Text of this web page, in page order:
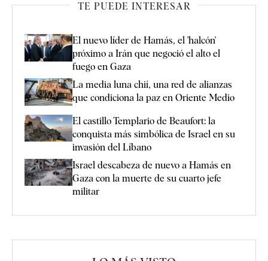
TE PUEDE INTERESAR
El nuevo líder de Hamás, el 'halcón'
próximo a Irán que negoció el alto el
fuego en Gaza
La media luna chií, una red de alianzas
que condiciona la paz en Oriente Medio
El castillo Templario de Beaufort: la
conquista más simbólica de Israel en su
invasión del Líbano
Israel descabeza de nuevo a Hamás en
Gaza con la muerte de su cuarto jefe
militar